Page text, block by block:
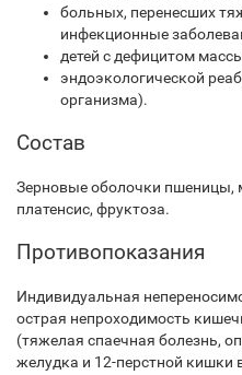
больных, перенесших
инфекционные
детей с дефицитом
эндоэкологической
организма).
Состав
Зерновые оболочки пшеницы,
платенсис, фруктоза.
Противопоказания
Индивидуальная
острая непроходимость
(тяжелая спаечная болезнь,
желудка и 12-перстной кишки